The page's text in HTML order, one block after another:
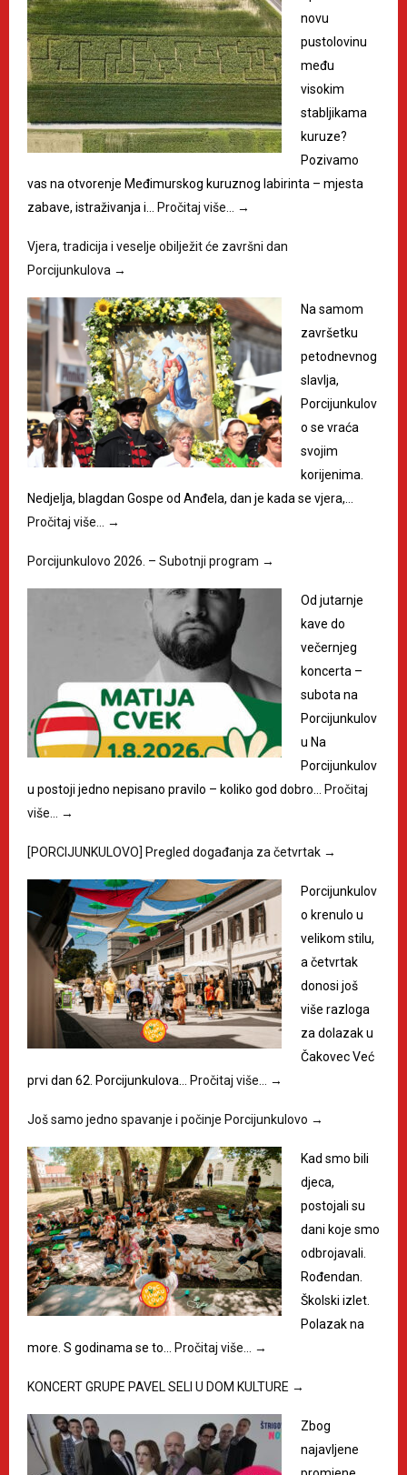
novu
pustolovinu
među
visokim
stabljikama
kuruze?
Pozivamo
vas na otvorenje Međimurskog kuruznog labirinta – mjesta
zabave, istraživanja i… Pročitaj više… →
Vjera, tradicija i veselje obilježit će završni dan
Porcijunkulova →
Na samom
završetku
petodnevnog
slavlja,
Porcijunkulov
o se vraća
svojim
korijenima.
Nedjelja, blagdan Gospe od Anđela, dan je kada se vjera,…
Pročitaj više… →
Porcijunkulovo 2026. – Subotnji program →
Od jutarnje
kave do
večernjeg
koncerta –
subota na
Porcijunkulov
u Na
Porcijunkulov
u postoji jedno nepisano pravilo – koliko god dobro… Pročitaj
više… →
[PORCIJUNKULOVO] Pregled događanja za četvrtak →
Porcijunkulov
o krenulo u
velikom stilu,
a četvrtak
donosi još
više razloga
za dolazak u
Čakovec Već
prvi dan 62. Porcijunkulova… Pročitaj više… →
Još samo jedno spavanje i počinje Porcijunkulovo →
Kad smo bili
djeca,
postojali su
dani koje smo
odbrojavali.
Rođendan.
Školski izlet.
Polazak na
more. S godinama se to… Pročitaj više… →
KONCERT GRUPE PAVEL SELI U DOM KULTURE →
Zbog
najavljene